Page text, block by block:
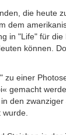
die heute
dem
in "Life" für
können.
zu einer
gemacht
den zwanziger